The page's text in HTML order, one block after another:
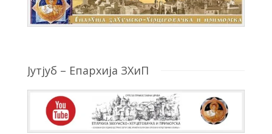
Јутјуб – Епархија ЗХиП